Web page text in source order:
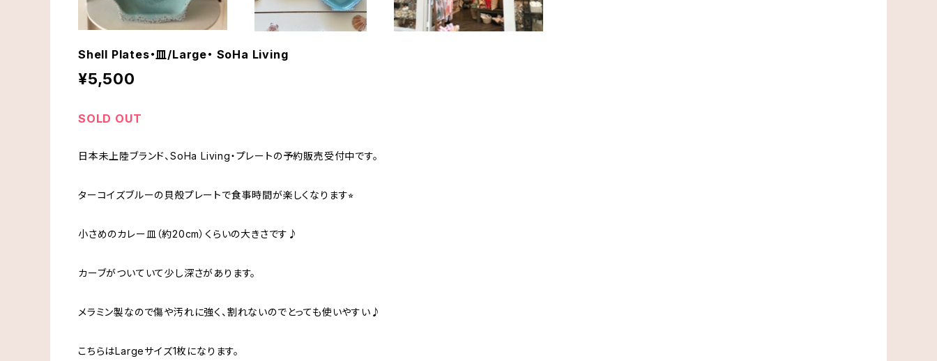
Shell Plates・皿/Large・ SoHa Living
¥5,500
SOLD OUT
日本未上陸ブランド、SoHa Living・プレートの予約販売受付中です。
ターコイズブルーの貝殻プレートで食事時間が楽しくなります⭐︎
小さめのカレー皿（約20cm）くらいの大きさです♪
カーブがついていて少し深さがあります。
メラミン製なので傷や汚れに強く、割れないのでとっても使いやすい♪
こちらはLargeサイズ1枚になります。